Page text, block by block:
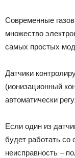
Современные
множество
самых простых
Датчики
(ионизационный
автоматически
Если один из
будет работать со
неисправность –